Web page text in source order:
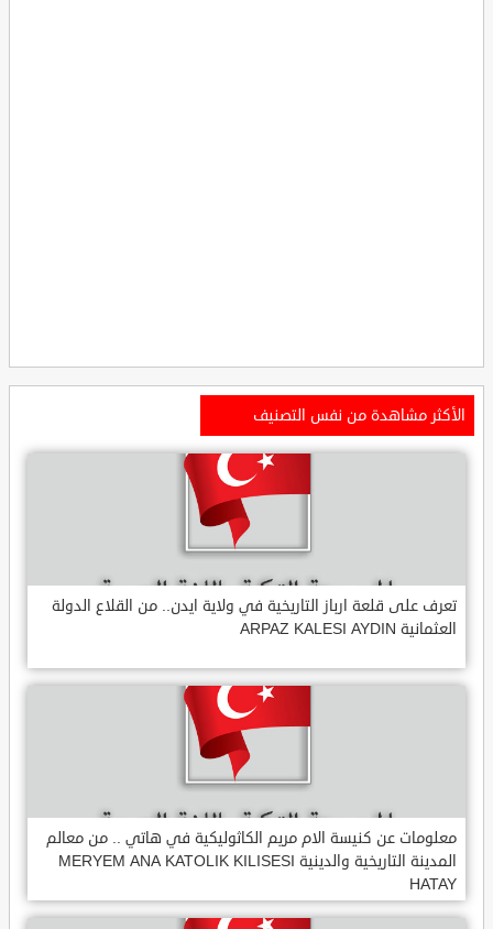
الأكثر مشاهدة من نفس التصنيف
تعرف على قلعة ارباز التاريخية في ولاية ايدن.. من القلاع الدولة
العثمانية ARPAZ KALESI AYDIN
معلومات عن كنيسة الام مريم الكاثوليكية في هاتي .. من معالم
المدينة التاريخية والدينية MERYEM ANA KATOLIK KILISESI
HATAY